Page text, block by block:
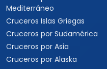
Viajes a India
Cruceros
Todos los Cruceros
Cruceros por el Caribe